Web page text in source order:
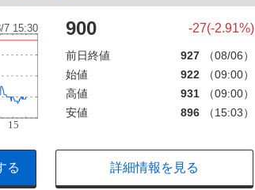
900 -27(-2.91%)
前日終値 927
（08/06）
始値
922
（09:00）
高値
931
（09:00）
安値
896 （15:03）
る 詳細情報を見る